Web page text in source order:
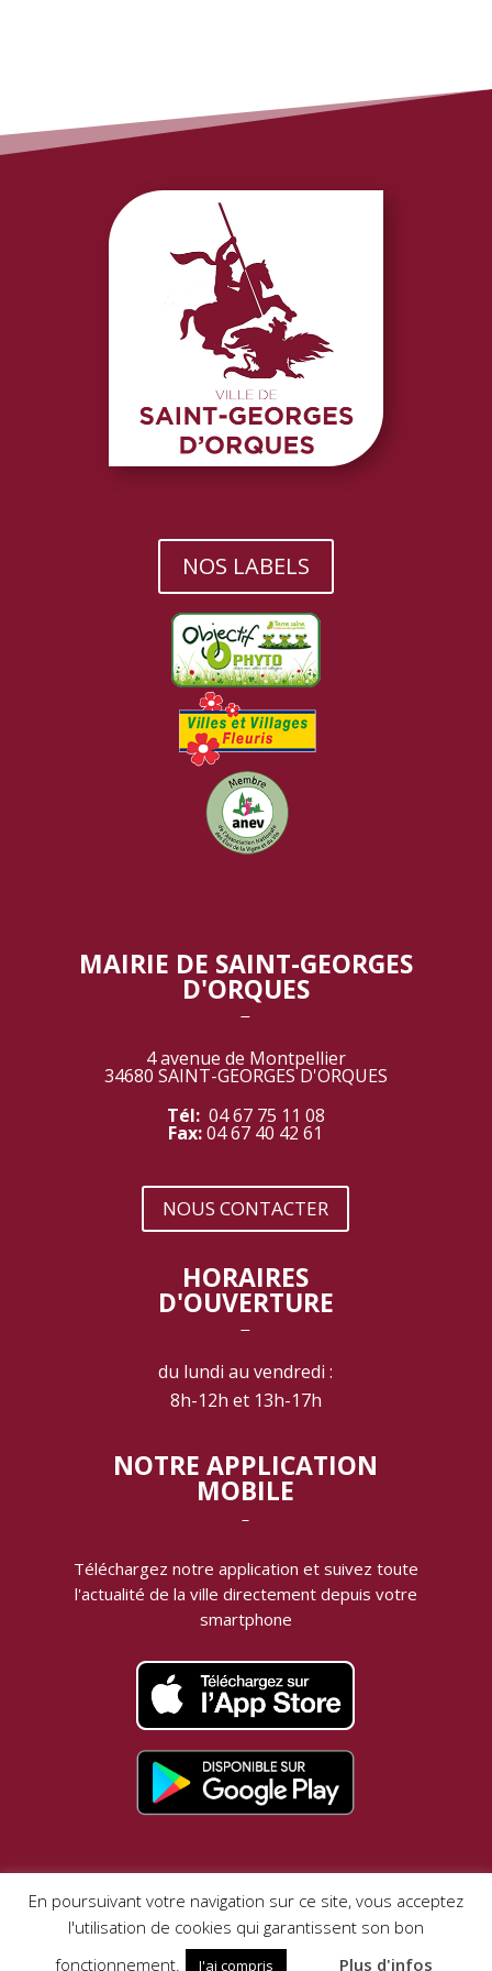
NOS LABELS
MAIRIE DE SAINT-GEORGES
D'ORQUES
‾
4 avenue de Montpellier
34680 SAINT-GEORGES D'ORQUES
Tél: 04 67 75 11 08
Fax:04 67 40 42 61
NOUS CONTACTER
HORAIRES
D'OUVERTURE
‾
du lundi au vendredi :
8h-12h et 13h-17h
NOTRE APPLICATION
MOBILE
‾
Téléchargez notre application et suivez toute
l'actualité de la ville directement depuis votre
smartphone
MENTIONS LÉGALES | DONNÉES PERSONNELLES
Réalisation
En poursuivant votre navigation sur ce site, vous acceptez
l'utilisation de cookies qui garantissent son bon
fonctionnement.
J'ai compris Plus d'infos